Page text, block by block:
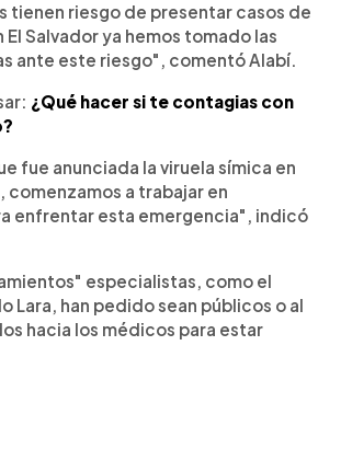
tienen riesgo de presentar casos de
El Salvador ya hemos tomado las
ante este riesgo", comentó Alabí.
¿Qué hacer si te contagias con
fue anunciada la viruela símica en
comenzamos a trabajar en
enfrentar esta emergencia", indicó
especialistas, como el
Lara, han pedido sean públicos o al
hacia los médicos para estar